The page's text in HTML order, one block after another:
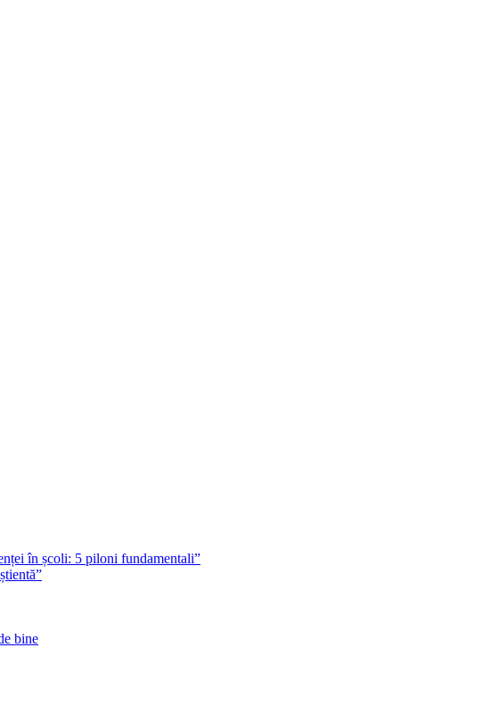
în școli: 5 piloni fundamentali”
bine